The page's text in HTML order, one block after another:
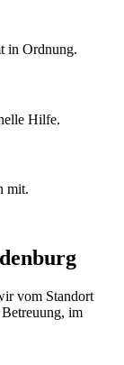
in Ordnung.
Hilfe.
mit.
vom Standort
im